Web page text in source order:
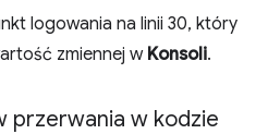
logowania na linii 30, który
zmiennej w Konsoli.
przerwania w kodzie